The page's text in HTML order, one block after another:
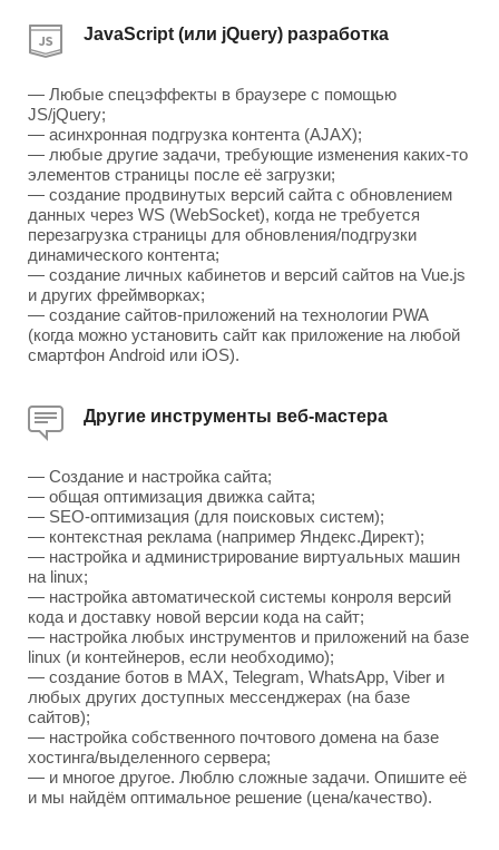
JavaScript (или jQuery) разработка
— Любые спецэффекты в браузере с помощью
JS/jQuery;
— асинхронная подгрузка контента (AJAX);
— любые другие задачи, требующие изменения каких-то
элементов страницы после её загрузки;
— создание продвинутых версий сайта с обновлением
данных через WS (WebSocket), когда не требуется
перезагрузка страницы для обновления/подгрузки
динамического контента;
— создание личных кабинетов и версий сайтов на Vue.js
и других фреймворках;
— создание сайтов-приложений на технологии PWA
(когда можно установить сайт как приложение на любой
смартфон Android или iOS).
Другие инструменты веб-мастера
— Создание и настройка сайта;
— общая оптимизация движка сайта;
— SEO-оптимизация (для поисковых систем);
— контекстная реклама (например Яндекс.Директ);
— настройка и администрирование виртуальных машин
на linux;
— настройка автоматической системы конроля версий
кода и доставку новой версии кода на сайт;
— настройка любых инструментов и приложений на базе
linux (и контейнеров, если необходимо);
— создание ботов в MAX, Telegram, WhatsApp, Viber и
любых других доступных мессенджерах (на базе
сайтов);
— настройка собственного почтового домена на базе
хостинга/выделенного сервера;
— и многое другое. Люблю сложные задачи. Опишите её
и мы найдём оптимальное решение (цена/качество).